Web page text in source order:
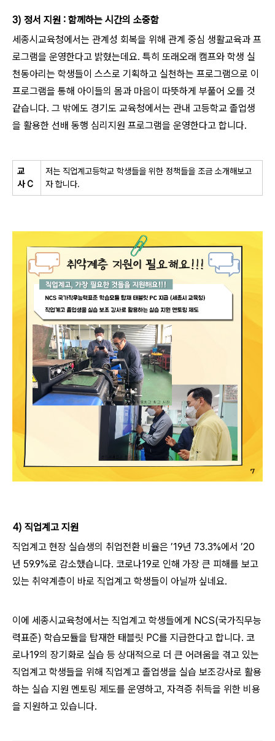
3) 정서 지원 : 함께하는 시간의 소중함
세종시교육청에서는 관계성 회복을 위해 관계 중심 생활교육과 프
로그램을 운영한다고 밝혔는데요. 특히 또래오래 캠프와 학생 실
천동아리는 학생들이 스스로 기획하고 실천하는 프로그램으로 이
프로그램을 통해 아이들의 몸과 마음이 따뜻하게 부풀어 오를 것
같습니다. 그 밖에도 경기도 교육청에서는 관내 고등학교 졸업생
을 활용한 선배 동행 심리지원 프로그램을 운영한다고 합니다.
교
사 C
저는 직업계고등학교 학생들을 위한 정책들을 조금 소개해보고
자 합니다.
4) 직업계고 지원
직업계고 현장 실습생의 취업전환 비율은 ’19년 73.3%에서 ’20
년 59.9%로 감소했습니다. 코로나19로 인해 가장 큰 피해를 보고
있는 취약계층이 바로 직업계고 학생들이 아닐까 싶네요.
이에 세종시교육청에서는 직업계고 학생들에게 NCS(국가직무능
력표준) 학습모듈을 탑재한 태블릿 PC를 지급한다고 합니다. 코
로나19의 장기화로 실습 등 상대적으로 더 큰 어려움을 겪고 있는
직업계고 학생들을 위해 직업계고 졸업생을 실습 보조강사로 활용
하는 실습 지원 멘토링 제도를 운영하고, 자격증 취득을 위한 비용
을 지원하고 있습니다.